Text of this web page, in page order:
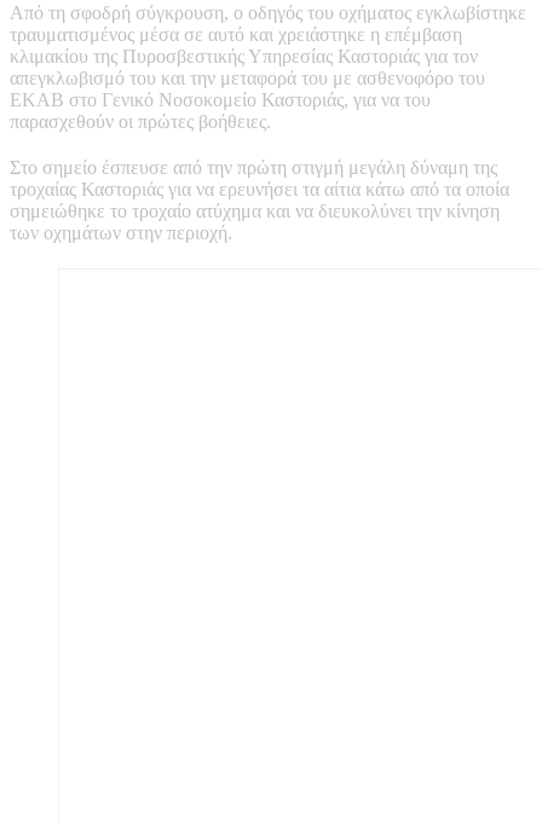
Από τη σφοδρή σύγκρουση, ο οδηγός του οχήματος εγκλωβίστηκε
τραυματισμένος μέσα σε αυτό και χρειάστηκε η επέμβαση
κλιμακίου της Πυροσβεστικής Υπηρεσίας Καστοριάς για τον
απεγκλωβισμό του και την μεταφορά του με ασθενοφόρο του
ΕΚΑΒ στο Γενικό Νοσοκομείο Καστοριάς, για να του
παρασχεθούν οι πρώτες βοήθειες.
Στο σημείο έσπευσε από την πρώτη στιγμή μεγάλη δύναμη της
τροχαίας Καστοριάς για να ερευνήσει τα αίτια κάτω από τα οποία
σημειώθηκε το τροχαίο ατύχημα και να διευκολύνει την κίνηση
των οχημάτων στην περιοχή.